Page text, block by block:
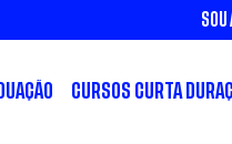
SOU
CURSOS CURTA